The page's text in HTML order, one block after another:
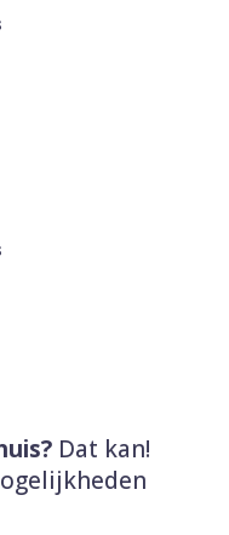
Dat kan!